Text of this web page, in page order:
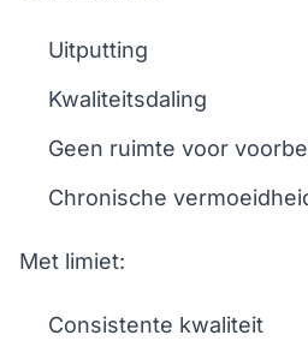
Uitputting
Kwaliteitsdaling
Geen ruimte voor
Chronische
Met limiet:
Consistente kwaliteit